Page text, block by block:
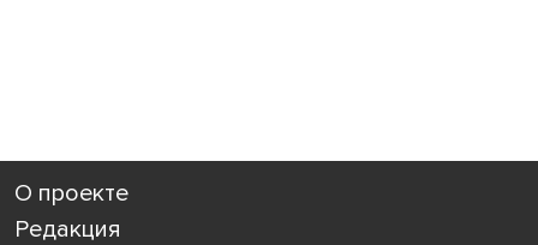
О проекте
Редакция